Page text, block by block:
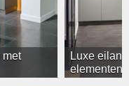
met
Luxe
elementen